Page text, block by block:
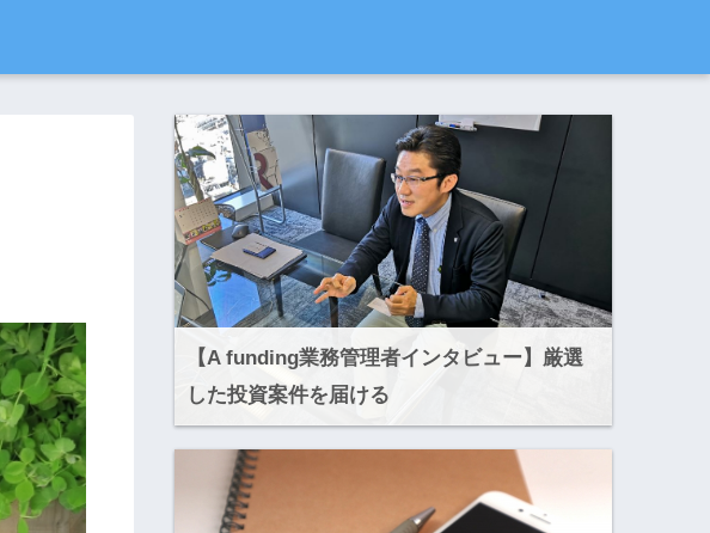
【A funding業務管理者インタビュー】厳選
した投資案件を届ける